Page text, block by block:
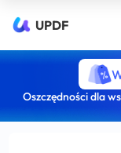
UPDF
Oszczędności dla